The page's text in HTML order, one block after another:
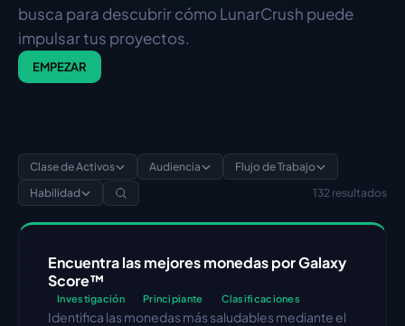
busca para descubrir cómo LunarCrush puede
impulsar tus proyectos.
EMPEZAR
Clase de Activos Audiencia
Flujo de Trabajo
Habilidad
132 resultados
Encuentra las mejores monedas por Galaxy
Score™
Investigación Principiante Clasificaciones
Identifica las monedas más saludables mediante el